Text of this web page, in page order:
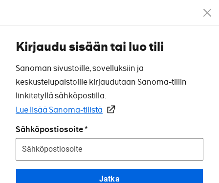
Kirjaudu sisään tai luo tili
Sanoman sivustoille, sovelluksiin ja
keskustelupalstoille kirjaudutaan Sanoma-tiliin
linkitetyllä sähköpostilla.
Lue lisää Sanoma-tilistä
Sähköpostiosoite
Jatka